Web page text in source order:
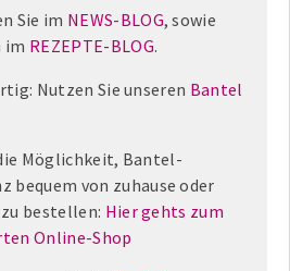
Sie im NEWS-BLOG, sowie
im REZEPTE-BLOG.
Nutzen Sie unseren Bantel
Möglichkeit, Bantel-
bequem von zuhause oder
bestellen: Hier gehts zum
Online-Shop